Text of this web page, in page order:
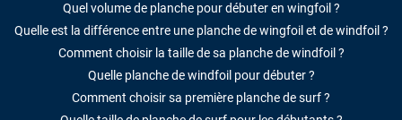
Quel volume de planche pour débuter en wingfoil ?
Quelle est la différence entre une planche de wingfoil et de windfoil ?
Comment choisir la taille de sa planche de windfoil ?
Quelle planche de windfoil pour débuter ?
Comment choisir sa première planche de surf ?